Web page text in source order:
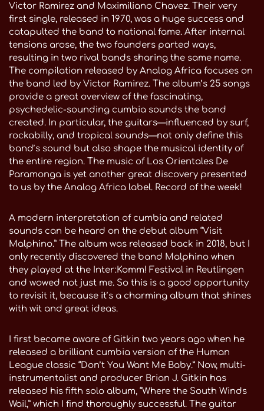
Victor Ramirez and Maximiliano Chavez. Their very
first single, released in 1970, was a huge success and
catapulted the band to national fame. After internal
tensions arose, the two founders parted ways,
resulting in two rival bands sharing the same name.
The compilation released by Analog Africa focuses on
the band led by Victor Ramirez. The album’s 25 songs
provide a great overview of the fascinating,
psychedelic-sounding cumbia sounds the band
created. In particular, the guitars—influenced by surf,
rockabilly, and tropical sounds—not only define this
band’s sound but also shape the musical identity of
the entire region. The music of Los Orientales De
Paramonga is yet another great discovery presented
to us by the Analog Africa label. Record of the week!
A modern interpretation of cumbia and related
sounds can be heard on the debut album “Visit
Malphino.” The album was released back in 2018, but I
only recently discovered the band Malphino when
they played at the Inter:Komm! Festival in Reutlingen
and wowed not just me. So this is a good opportunity
to revisit it, because it’s a charming album that shines
with wit and great ideas.
I first became aware of Gitkin two years ago when he
released a brilliant cumbia version of the Human
League classic “Don’t You Want Me Baby.” Now, multi-
instrumentalist and producer Brian J. Gitkin has
released his fifth solo album, “Where the South Winds
Wail,” which I find thoroughly successful. The guitar